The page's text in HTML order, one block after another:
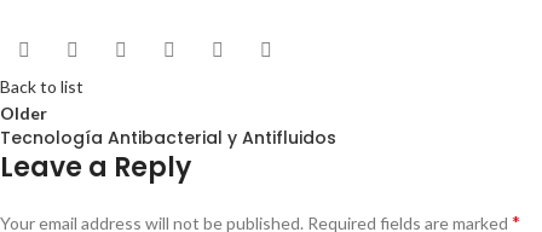
Back to list
Older
Tecnología Antibacterial y Antifluidos
Leave a Reply
Your email address will not be published. Required fields are marked *